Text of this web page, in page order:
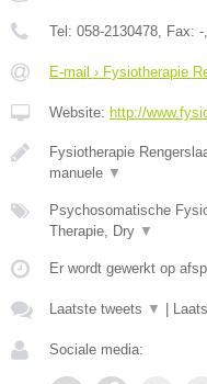
Tel: 058-2130478, Fax: -
E-mail › Fysiotherapie
Website: http://
Fysiotherapie
manuele ▼
Psychosomatische
Therapie, Dry ▼
Er wordt gewerkt op
Laatste tweets ▼
Sociale media: